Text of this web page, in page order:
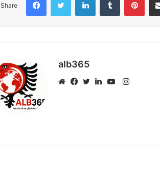
Share
alb365
Instagram